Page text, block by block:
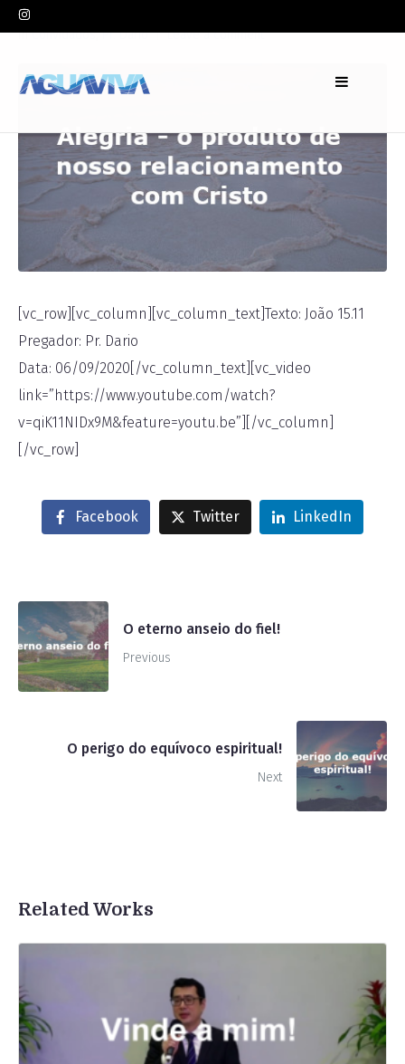
InConvidados,Pr. Dario Leave a comment
[vc_row][vc_column][vc_column_text]Texto: João 15.11
Pregador: Pr. Dario
Data: 06/09/2020[/vc_column_text][vc_video
link=”https://www.youtube.com/watch?
v=qiK11NIDx9M&feature=youtu.be”][/vc_column]
[/vc_row]
Facebook Twitter LinkedIn
O eterno anseio do fiel!
Previous
O perigo do equívoco espiritual!
Next
Related Works